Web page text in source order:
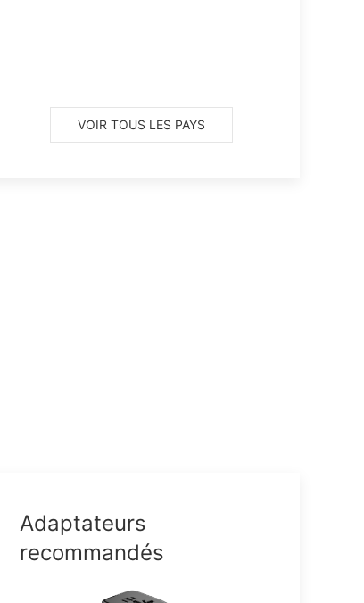
VOIR TOUS LES PAYS
Adaptateurs
recommandés